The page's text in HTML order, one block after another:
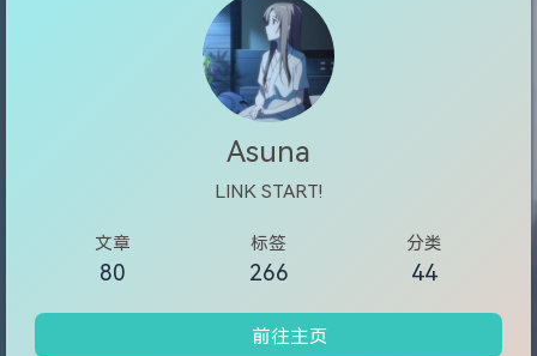
Asuna
LINK START!
文章
80
标签
266
分类
44
前往主页